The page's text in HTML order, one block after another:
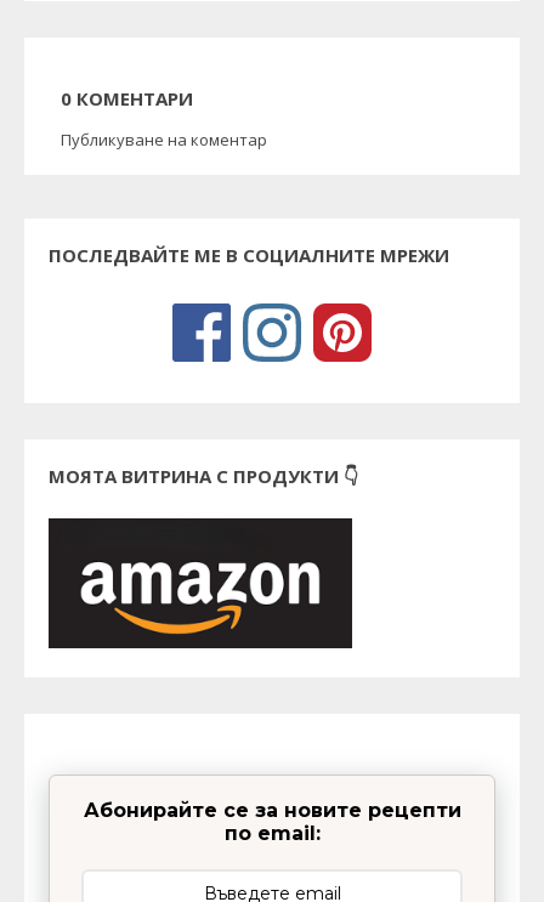
0 КОМЕНТАРИ
Публикуване на коментар
ПОСЛЕДВАЙТЕ МЕ В СОЦИАЛНИТЕ МРЕЖИ
МОЯТА ВИТРИНА С ПРОДУКТИ 👇
Абонирайте се за новите рецепти
по email: